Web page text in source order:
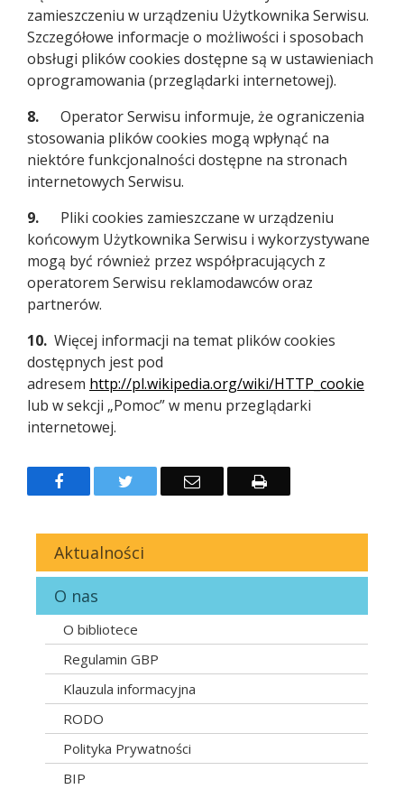
zamieszczeniu w urządzeniu Użytkownika Serwisu.
Szczegółowe informacje o możliwości i sposobach
obsługi plików cookies dostępne są w ustawieniach
oprogramowania (przeglądarki internetowej).
8. Operator Serwisu informuje, że ograniczenia
stosowania plików cookies mogą wpłynąć na
niektóre funkcjonalności dostępne na stronach
internetowych Serwisu.
9. Pliki cookies zamieszczane w urządzeniu
końcowym Użytkownika Serwisu i wykorzystywane
mogą być również przez współpracujących z
operatorem Serwisu reklamodawców oraz
partnerów.
10. Więcej informacji na temat plików cookies
dostępnych jest pod
adresem http://pl.wikipedia.org/wiki/HTTP_cookie
lub w sekcji „Pomoc” w menu przeglądarki
internetowej.
FacebookTwitter Email Drukuj
Aktualności
O nas
O bibliotece
Regulamin GBP
Klauzula informacyjna
RODO
Polityka Prywatności
BIP